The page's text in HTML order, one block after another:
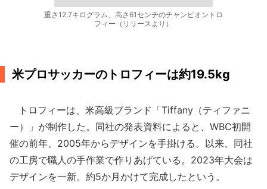
重さ12.7キログラム、高さ61センチのチャンピオントロ
フィー（リリースより）
米プロサッカーのトロフィーは約19.5kg
トロフィーは、米高級ブランド「Tiffany（ティファニ
ー）」が制作した。同社の発表資料によると、WBC初開
催の前年、2005年からデザインを手掛ける。以来、同社
の工房で職人の手作業で作りあげている。2023年大会は
デザインを一新。約5か月かけて完成したという。